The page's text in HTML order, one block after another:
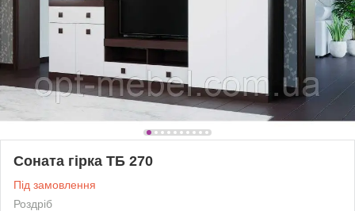
Соната гірка ТБ 270
Під замовлення
Роздріб